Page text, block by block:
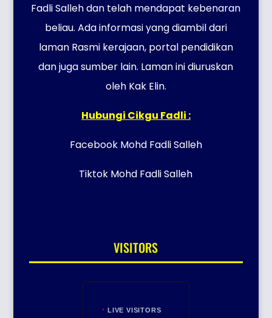
Fadli Salleh dan telah mendapat kebenaran
beliau. Ada informasi yang diambil dari
laman Rasmi kerajaan, portal pendidikan
dan juga sumber lain. Laman ini diuruskan
oleh Kak Elin.
Hubungi Cikgu Fadli :
Facebook Mohd Fadli Salleh
Tiktok Mohd Fadli Salleh
VISITORS
LIVE VISITORS